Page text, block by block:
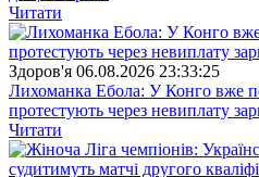
Читати
Здоров'я 06.08.2026 23:33:25
Лихоманка Ебола: У Конго вже
протестують через невиплату
Читати